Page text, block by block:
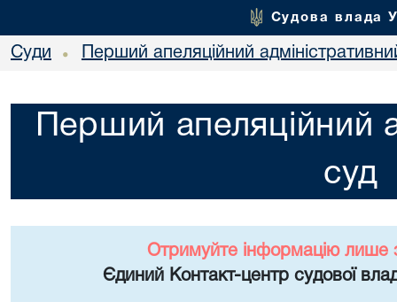
Судова влада
Суди • Перший апеляційний
Перший апеляційний
суд
Отримуйте інформацію лише
Єдиний Контакт-центр судової